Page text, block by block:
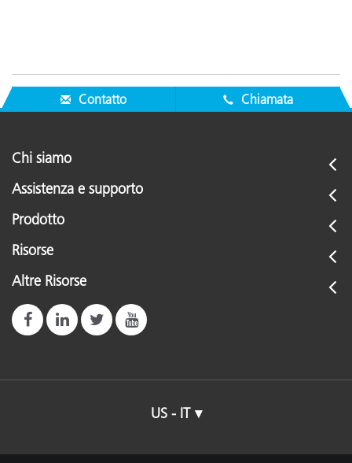
Contatto Chiamata
Chi siamo
Assistenza e supporto
Prodotto
Risorse
Altre Risorse
US - IT